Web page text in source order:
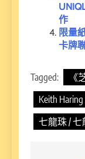
作
限量
卡牌
Tagged:
《
Keith Haring
七龍珠 / 七